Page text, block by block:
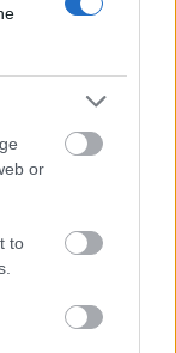
or
to
és Pesten is
hogy a
üzeletet
Donyeckbe
:D